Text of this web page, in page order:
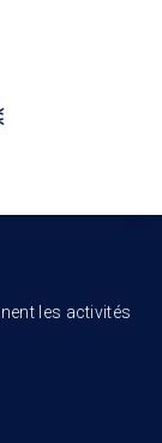
les activités